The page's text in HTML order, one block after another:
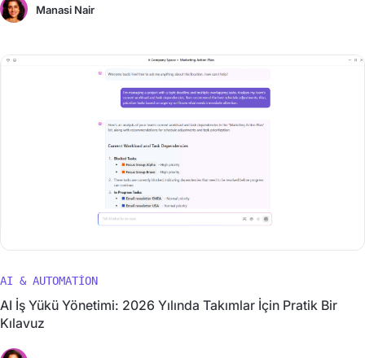
Manasi Nair
AI & AUTOMATION
AI İş Yükü Yönetimi: 2026 Yılında Takımlar İçin Pratik Bir
Kılavuz